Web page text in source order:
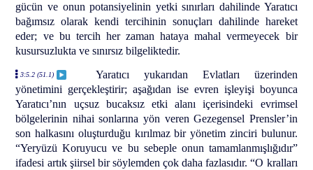
gücün ve onun potansiyelinin yetki sınırları dahilinde Yaratıcı
bağımsız olarak kendi tercihinin sonuçları dahilinde hareket
eder; ve bu tercih her zaman hataya mahal vermeyecek bir
kusursuzlukta ve sınırsız bilgeliktedir.
3:5.2 (51.1)
Yaratıcı yukarıdan Evlatları üzerinden
yönetimini gerçekleştirir; aşağıdan ise evren işleyişi boyunca
Yaratıcı’nın uçsuz bucaksız etki alanı içerisindeki evrimsel
bölgelerinin nihai sonlarına yön veren Gezegensel Prensler’in
son halkasını oluşturduğu kırılmaz bir yönetim zinciri bulunur.
“Yeryüzü Koruyucu ve bu sebeple onun tamamlanmışlığıdır”
ifadesi artık şiirsel bir söylemden çok daha fazlasıdır. “O kralları